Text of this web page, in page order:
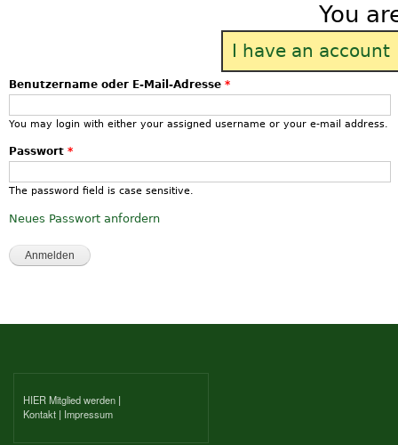
You
I have an account
Benutzername oder E-Mail-Adresse *
You may login with either your assigned username or your e-mail address.
Passwort *
The password field is case sensitive.
Neues Passwort anfordern
HIER Mitglied werden |
Kontakt | Impressum